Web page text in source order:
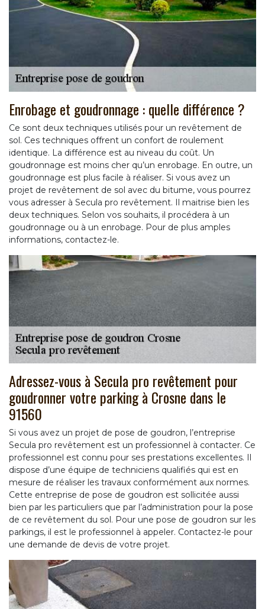
Enrobage et goudronnage : quelle différence ?
Ce sont deux techniques utilisés pour un revêtement de
sol. Ces techniques offrent un confort de roulement
identique. La différence est au niveau du coût. Un
goudronnage est moins cher qu’un enrobage. En outre, un
goudronnage est plus facile à réaliser. Si vous avez un
projet de revêtement de sol avec du bitume, vous pourrez
vous adresser à Secula pro revêtement. Il maitrise bien les
deux techniques. Selon vos souhaits, il procédera à un
goudronnage ou à un enrobage. Pour de plus amples
informations, contactez-le.
Adressez-vous à Secula pro revêtement pour
goudronner votre parking à Crosne dans le
91560
Si vous avez un projet de pose de goudron, l’entreprise
Secula pro revêtement est un professionnel à contacter. Ce
professionnel est connu pour ses prestations excellentes. Il
dispose d’une équipe de techniciens qualifiés qui est en
mesure de réaliser les travaux conformément aux normes.
Cette entreprise de pose de goudron est sollicitée aussi
bien par les particuliers que par l’administration pour la pose
de ce revêtement du sol. Pour une pose de goudron sur les
parkings, il est le professionnel à appeler. Contactez-le pour
une demande de devis de votre projet.